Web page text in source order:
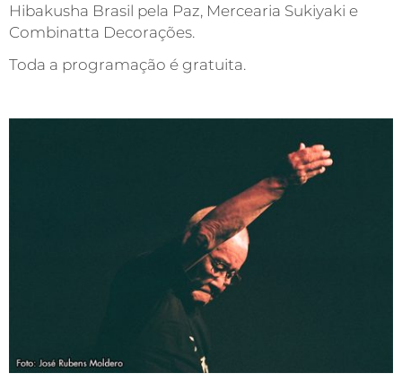
Hibakusha Brasil pela Paz, Mercearia Sukiyaki e
Combinatta Decorações.
Toda a programação é gratuita.